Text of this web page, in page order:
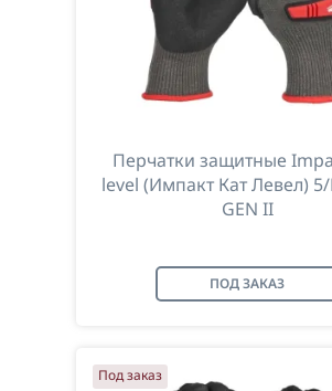
Перчатки защитные
level (Импакт Кат Левел) 5/
GEN II
ПОД ЗАКАЗ
Под заказ